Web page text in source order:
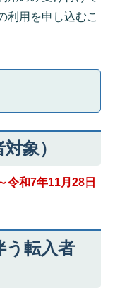
利用を申し込むこ
象）
令和7年11月28日
う転入者